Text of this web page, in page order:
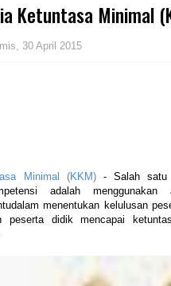
Ketuntasa Minimal
30 April 2015
Minimal (KKM)- Salah satu
adalah
menentukan kelulusan
peserta didik mencapai